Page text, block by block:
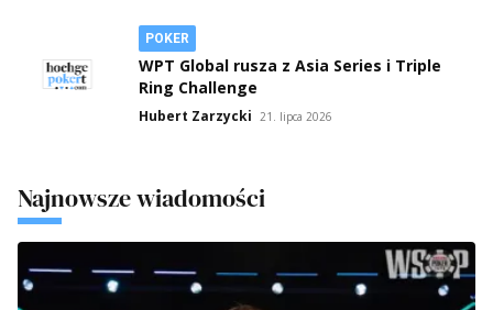
POKER
WPT Global rusza z Asia Series i Triple
Ring Challenge
Hubert Zarzycki 21. lipca 2026
Najnowsze wiadomości